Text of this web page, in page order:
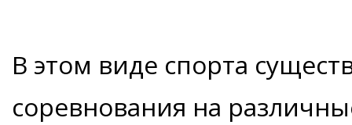
В этом виде спорта
соревнования на